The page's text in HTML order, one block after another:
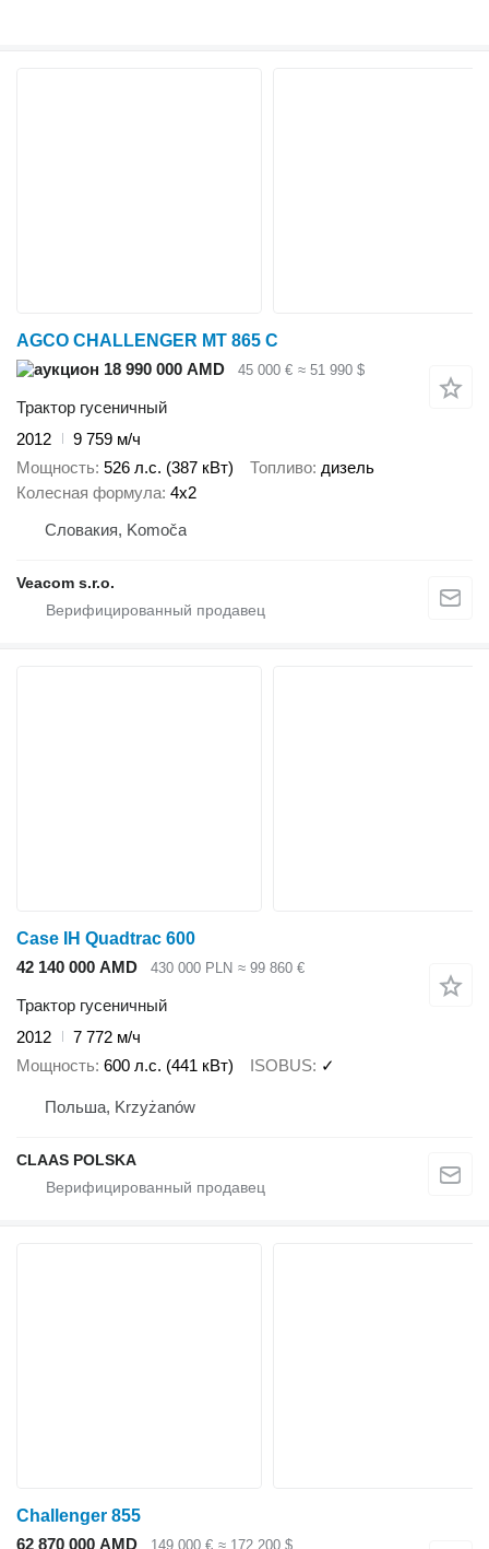
AGCO CHALLENGER MT 865 C
18 990 000 AMD
45 000 € ≈ 51 990 $
Трактор гусеничный
2012
9 759 м/ч
Мощность 526 л.с. (387 кВт) Топливо дизель
Колесная формула 4x2
Словакия, Komoča
Veacom s.r.o.
Case IH Quadtrac 600
42 140 000 AMD
430 000 PLN ≈ 99 860 €
Трактор гусеничный
2012
7 772 м/ч
Мощность 600 л.с. (441 кВт) ISOBUS ✓
Польша, Krzyżanów
CLAAS POLSKA
Challenger 855
62 870 000 AMD
149 000 € ≈ 172 200 $